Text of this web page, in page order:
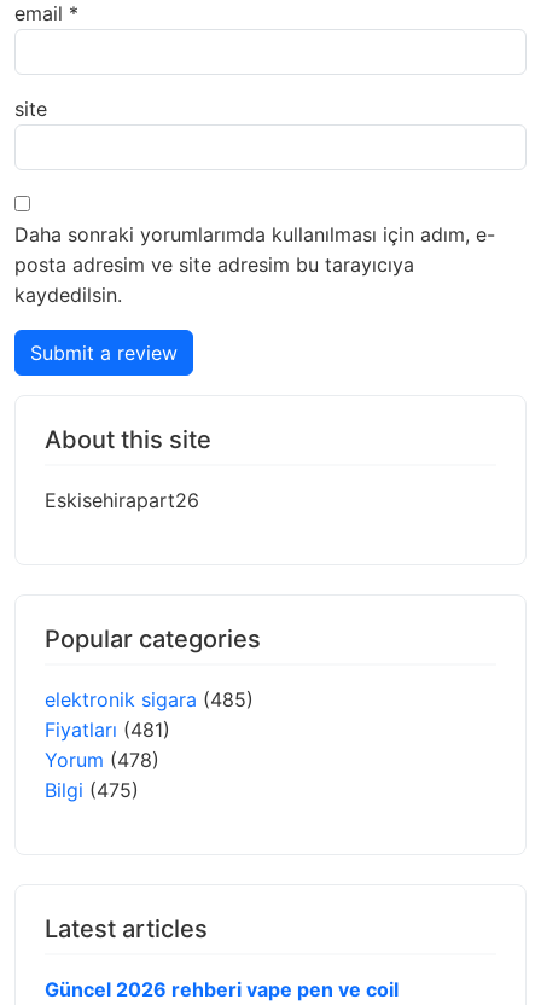
email *
site
Daha sonraki yorumlarımda kullanılması için adım, e-
posta adresim ve site adresim bu tarayıcıya
kaydedilsin.
Submit a review
About this site
Eskisehirapart26
Popular categories
elektronik sigara (485)
Fiyatları (481)
Yorum (478)
Bilgi (475)
Latest articles
Güncel 2026 rehberi vape pen ve coil